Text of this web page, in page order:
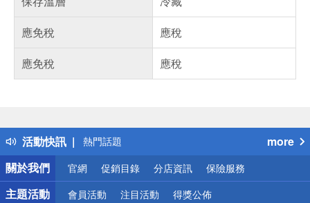
應免稅
應稅
應免稅
應稅
活動快訊
得獎公告
熱門話題
銀行優惠
偏遠地區配送
詐騙網頁！請小心！
more
關於我們
官網 促銷目錄 分店資訊 保險服務
主題活動 會員活動 注目活動 得獎公佈